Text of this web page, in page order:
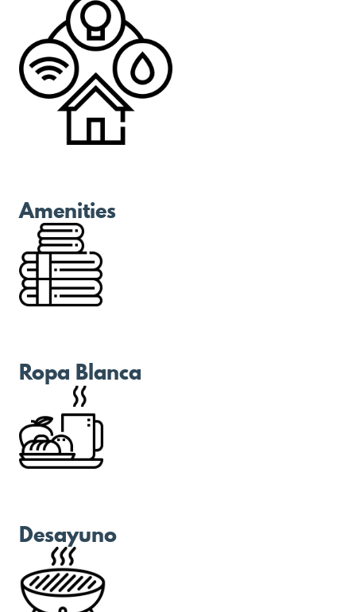
Amenities
Ropa Blanca
Desayuno